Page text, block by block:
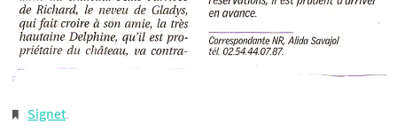
Signet.